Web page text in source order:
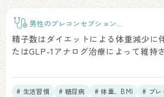
男性のプレコンセプションケ
ア
精子数はダイエットによる体重減少に
たはGLP-1アナログ治療によって維持
# 生活習慣 # 糖尿病 # 体重、BMI
# プレ